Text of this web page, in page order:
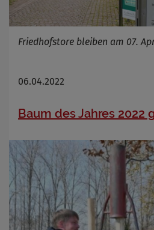
Friedhofstore bleiben am 07.
06.04.2022
Baum des Jahres 2022